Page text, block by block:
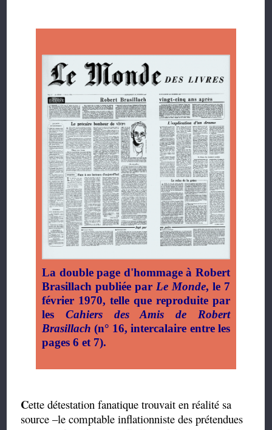
La double page d'hommage à Robert
Brasillach publiée par Le Monde, le 7
février 1970, telle que reproduite par
les Cahiers des Amis de Robert
Brasillach (n° 16, intercalaire entre les
pages 6 et 7).
Cette détestation fanatique trouvait en réalité sa
source –le comptable inflationniste des prétendues